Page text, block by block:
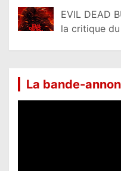
EVIL DEAD
la critique
La bande-